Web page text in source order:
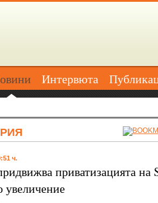
Интервюта
ч.
приватизацията на
увеличение